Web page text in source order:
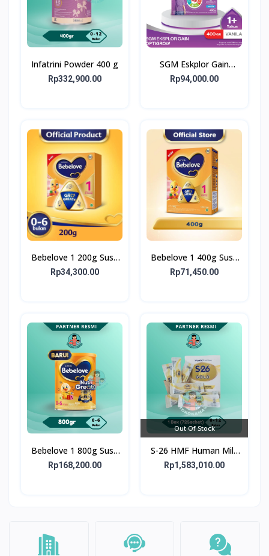
Infatrini Powder 400 g
Rp332,900.00
SGM Eskplor Gain
Optigrow 1plus
Rp94,000.00
Bebelove 1 200g Susu
Formula Bayi Usia 0-6
Rp34,300.00
Bebelove 1 400g Susu
Formula Bayi Usia 0-6
Rp71,450.00
Bebelove 1 800g Susu
Formula Bayi Usia 0-6
Rp168,200.00
Out Of Stock
S-26 HMF Human Milk
Fortifier GOLD 72X1G -
Rp1,583,010.00